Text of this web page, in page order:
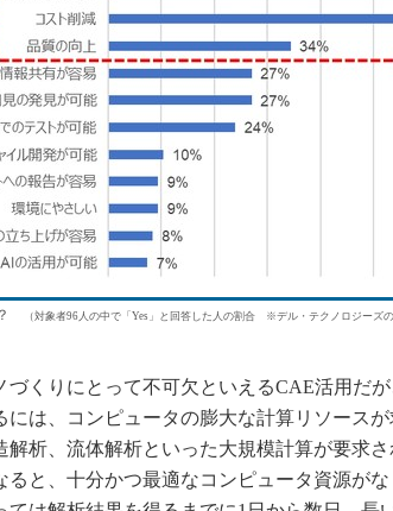
（対象者96人の中で「Yes」と回答した人の割合 ※デル・テクノロジーズの
くりにとって不可欠といえるCAE活用だ
には、コンピュータの膨大な計算リソース
解析、流体解析といった大規模計算が要求さ
と、十分かつ最適なコンピュータ資源がな